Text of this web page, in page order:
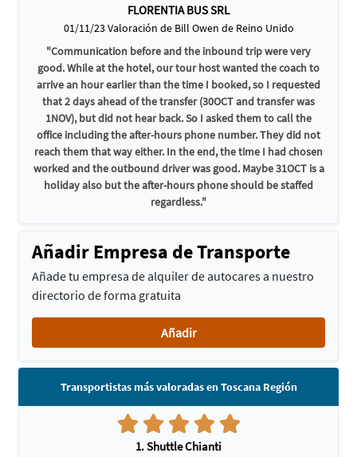
FLORENTIA BUS SRL
01/11/23 Valoración de Bill Owen de Reino Unido
"Communication before and the inbound trip were very
good. While at the hotel, our tour host wanted the coach to
arrive an hour earlier than the time I booked, so I requested
that 2 days ahead of the transfer (30OCT and transfer was
1NOV), but did not hear back. So I asked them to call the
office including the after-hours phone number. They did not
reach them that way either. In the end, the time I had chosen
worked and the outbound driver was good. Maybe 31OCT is a
holiday also but the after-hours phone should be staffed
regardless."
Añadir Empresa de Transporte
Añade tu empresa de alquiler de autocares a nuestro
directorio de forma gratuita
Añadir
Transportistas más valoradas en Toscana Región
1. Shuttle Chianti